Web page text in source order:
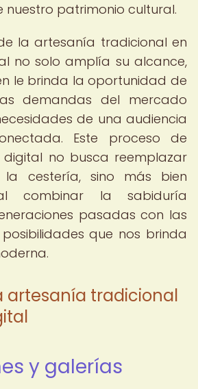
patrimonio cultural.
la artesanía tradicional en
no solo amplía su alcance,
le brinda la oportunidad de
demandas del mercado
de una audiencia
Este proceso de
no busca reemplazar
cestería, sino más bien
combinar la sabiduría
pasadas con las
que nos brinda
artesanía tradicional
y galerías